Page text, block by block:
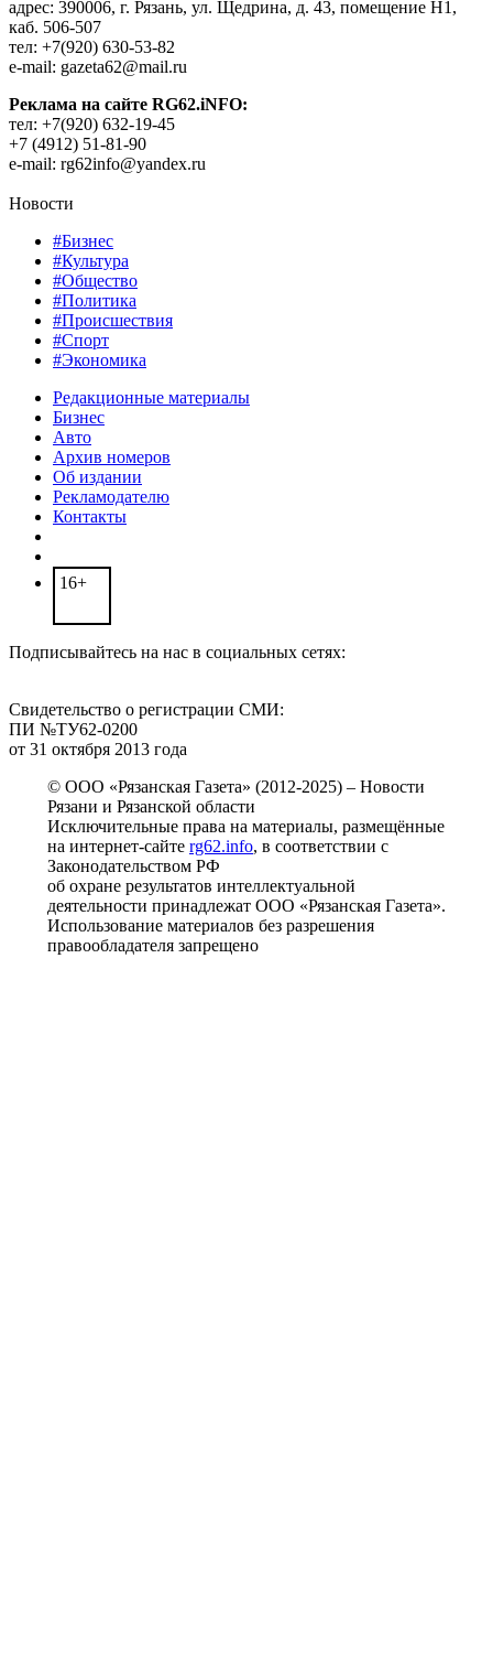
адрес: 390006, г. Рязань, ул. Щедрина, д. 43, помещение Н1,
каб. 506-507
тел: +7(920) 630-53-82
e-mail: gazeta62@mail.ru
Реклама на сайте RG62.iNFO:
тел: +7(920) 632-19-45
+7 (4912) 51-81-90
e-mail: rg62info@yandex.ru
Новости
#Бизнес
#Культура
#Общество
#Политика
#Происшествия
#Спорт
#Экономика
Редакционные материалы
Бизнес
Авто
Архив номеров
Об издании
Рекламодателю
Контакты
16+
Подписывайтесь на нас в социальных сетях:
Свидетельство о регистрации СМИ:
ПИ №ТУ62-0200
от 31 октября 2013 года
© ООО «Рязанская Газета» (2012-2025) – Новости
Рязани и Рязанской области
Исключительные права на материалы, размещённые
на интернет-сайте rg62.info, в соответствии с
Законодательством РФ
об охране результатов интеллектуальной
деятельности принадлежат ООО «Рязанская Газета».
Использование материалов без разрешения
правообладателя запрещено